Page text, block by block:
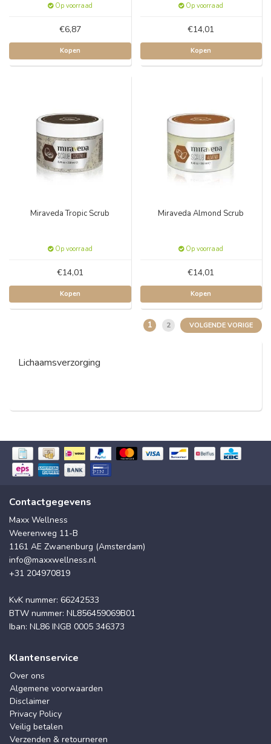
Op voorraad
€6,87
Kopen
Op voorraad
€14,01
Kopen
Miraveda Tropic Scrub
Op voorraad
€14,01
Kopen
Miraveda Almond Scrub
Op voorraad
€14,01
Kopen
1 2 VOLGENDE VORIGE
Lichaamsverzorging
Contactgegevens
Maxx Wellness
Weerenweg 11-B
1161 AE Zwanenburg (Amsterdam)
info@maxxwellness.nl
+31 204970819
KvK nummer: 66242533
BTW nummer: NL856459069B01
Iban: NL86 INGB 0005 346373
Klantenservice
Over ons
Algemene voorwaarden
Disclaimer
Privacy Policy
Veilig betalen
Verzenden & retourneren